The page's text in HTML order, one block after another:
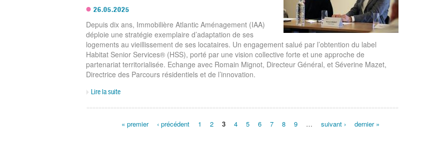
26.05.2025
Depuis dix ans, Immobilière Atlantic Aménagement (IAA)
déploie une stratégie exemplaire d’adaptation de ses
logements au vieillissement de ses locataires. Un engagement salué par l’obtention du label
Habitat Senior Services® (HSS), porté par une vision collective forte et une approche de
partenariat territorialisée. Echange avec Romain Mignot, Directeur Général, et Séverine Mazet,
Directrice des Parcours résidentiels et de l’innovation.
Lire la suite
« premier ‹ précédent 1 2 3 4 5 6 7 8 9 … suivant › dernier »